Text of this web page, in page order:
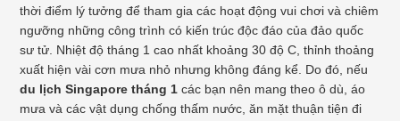
thời điểm lý tưởng để tham gia các hoạt động vui chơi và chiêm
ngưỡng những công trình có kiến trúc độc đáo của đảo quốc
sư tử. Nhiệt độ tháng 1 cao nhất khoảng 30 độ C, thỉnh thoảng
xuất hiện vài cơn mưa nhỏ nhưng không đáng kể. Do đó, nếu
du lịch Singapore tháng 1 các bạn nên mang theo ô dù, áo
mưa và các vật dụng chống thấm nước, ăn mặt thuận tiện đi